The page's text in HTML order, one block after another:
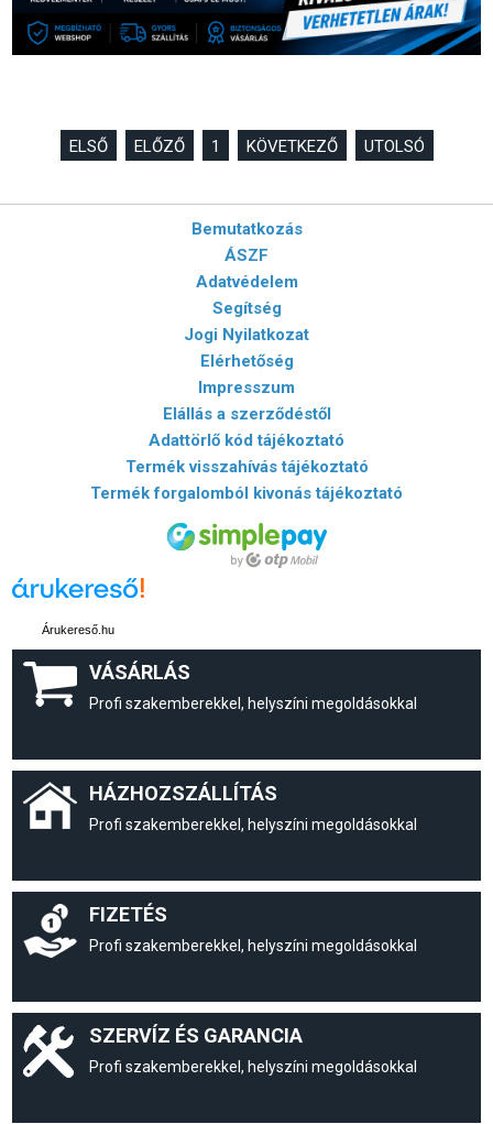
ELSŐ ELŐZŐ 1 KÖVETKEZŐ UTOLSÓ
Bemutatkozás
ÁSZF
Adatvédelem
Segítség
Jogi Nyilatkozat
Elérhetőség
Impresszum
Elállás a szerződéstől
Adattörlő kód tájékoztató
Termék visszahívás tájékoztató
Termék forgalomból kivonás tájékoztató
Árukereső.hu
VÁSÁRLÁS
Profi szakemberekkel, helyszíni megoldásokkal
HÁZHOZSZÁLLÍTÁS
Profi szakemberekkel, helyszíni megoldásokkal
FIZETÉS
Profi szakemberekkel, helyszíni megoldásokkal
SZERVÍZ ÉS GARANCIA
Profi szakemberekkel, helyszíni megoldásokkal